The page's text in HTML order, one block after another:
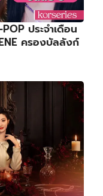
ประจำเดือน
ครองบัลลังก์